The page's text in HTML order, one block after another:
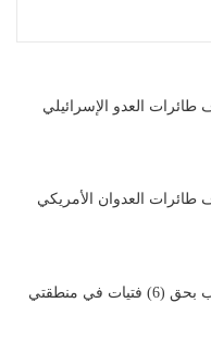
طائرات العدو الإسرائيلي
طائرات العدوان الأمريكي
بيان إدانة جريمة الاغتصاب بحق (6) فتيات في منطقتي